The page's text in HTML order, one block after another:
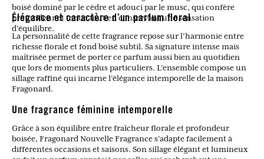
boisé dominé par le cèdre et adouci par le musc, qui confère
profondeur et tenue tout en conservant une sensation
d’équilibre.
Élégance et caractère d’un parfum floral
La personnalité de cette fragrance repose sur l’harmonie entre
richesse florale et fond boisé subtil. Sa signature intense mais
maîtrisée permet de porter ce parfum aussi bien au quotidien
que lors de moments plus particuliers. L’ensemble compose un
sillage raffiné qui incarne l’élégance intemporelle de la maison
Fragonard.
Une fragrance féminine intemporelle
Grâce à son équilibre entre fraîcheur florale et profondeur
boisée, Fragonard Nouvelle Fragrance s’adapte facilement à
différentes occasions et saisons. Son sillage élégant et lumineux